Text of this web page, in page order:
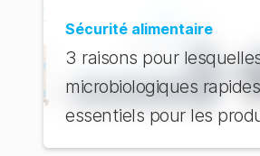
Sécurité alimentaire
3 raisons pour
microbiologiques
essentiels pour les
UHT et ESL